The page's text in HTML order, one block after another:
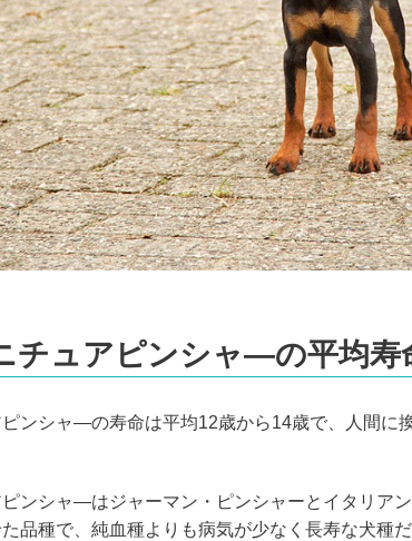
チュアピンシャ―の平均寿
ピンシャ―の寿命は平均12歳から14歳で、人間に
ピンシャ―はジャーマン・ピンシャーとイタリア
品種で、純血種よりも病気が少なく長寿な犬種だ